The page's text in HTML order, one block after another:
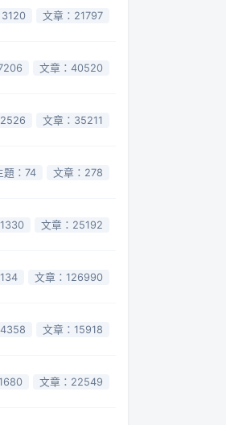
3120 文章：21797
文章：40520
文章：35211
題：74 文章：278
文章：25192
文章：126990
文章：15918
文章：22549